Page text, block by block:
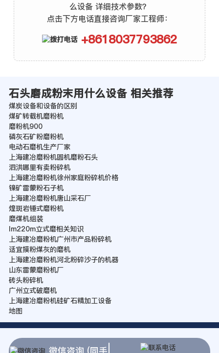
么设备 详细技术参数？
点击下方电话直接咨询厂家工程师：
+8618037793862
石头磨成粉末用什么设备 相关推荐
煤炭设备和设备的区别
煤矿转载机磨粉机
磨粉机900
磷灰石矿粉磨粉机
电动石磨机生产厂家
上海建冶磨粉机圆机磨粉石头
泗洪哪里有卖粉碎机
上海建冶磨粉机徐州家庭粉碎机价格
镍矿雷蒙粉石子机
上海建冶磨粉机唐山采石厂
煌斑岩锤式磨粉机
磨煤机组装
lm220m立式磨相关知识
上海建冶磨粉机广州市产品粉碎机
适宜摸粉煤灰的磨机
上海建冶磨粉机河北粉碎沙子的机器
山东雷蒙磨粉机厂
砖头粉碎机
广州立式破磨机
上海建冶磨粉机硅矿石精加工设备
地图